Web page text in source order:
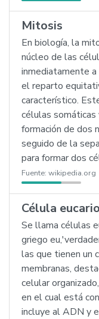
Mitosis
En biología, la
núcleo de las
inmediatamente
el reparto
característico.
células
formación de dos
seguido de la
para formar dos
Fuente: wikipedia.org
Célula
Se llama células
griego
las que tienen un
membranas,
celular
en el cual está
incluye al ADN y